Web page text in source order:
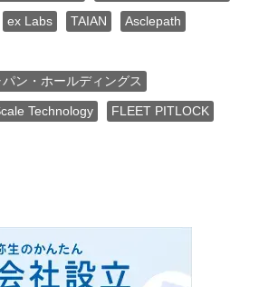
ex Labs TAIAN Asclepath
ン・ホールディングス
Technology FLEET PITLOCK